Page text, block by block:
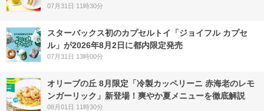
07月31日 11時30分
スターバックス初のカプセルトイ「ジョイフル カプセ
ル」が2026年8月2日に都内限定発売
07月31日 13時00分
オリーブの丘 8月限定「冷製カッペリーニ 赤海老のレモ
ンガーリック」新登場！爽やか夏メニューを徹底解説
08月01日 11時30分